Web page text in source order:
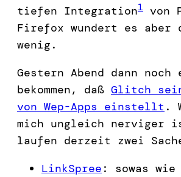
tiefen Integration1 von
Firefox wundert es aber
wenig.
Gestern Abend dann
bekommen, daß Glitch
von Wep-Apps einstellt .
mich ungleich nerviger
laufen derzeit zwei
LinkSpree : sowas